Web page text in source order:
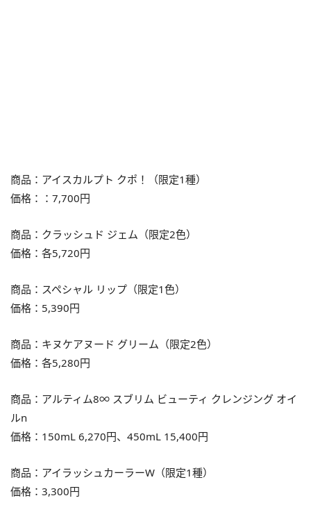
商品：アイスカルプト クポ！（限定1種）
価格：：7,700円
商品：クラッシュド ジェム（限定2色）
価格：各5,720円
商品：スペシャル リップ（限定1色）
価格：5,390円
商品：キヌケアヌード グリーム（限定2色）
価格：各5,280円
商品：アルティム8∞ スブリム ビューティ クレンジング オイ
ルn
価格：150mL 6,270円、450mL 15,400円
商品：アイラッシュカーラーW（限定1種）
価格：3,300円